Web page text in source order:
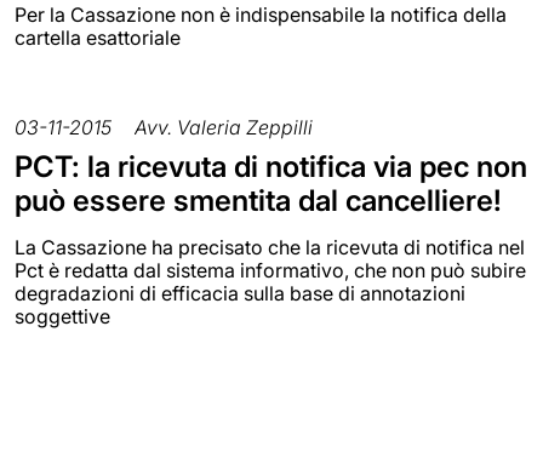
Per la Cassazione non è indispensabile la notifica della
cartella esattoriale
03-11-2015 Avv. Valeria Zeppilli
PCT: la ricevuta di notifica via pec non
può essere smentita dal cancelliere!
La Cassazione ha precisato che la ricevuta di notifica nel
Pct è redatta dal sistema informativo, che non può subire
degradazioni di efficacia sulla base di annotazioni
soggettive